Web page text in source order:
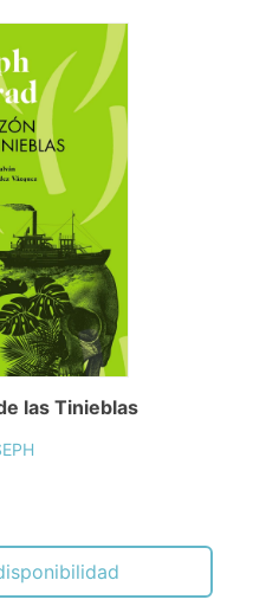
las Tinieblas